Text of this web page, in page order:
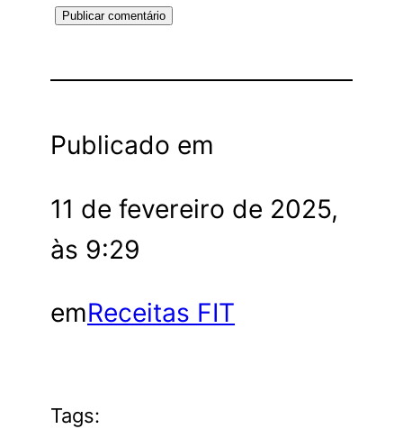
Publicado em
11 de fevereiro de 2025,
às 9:29
emReceitas FIT
Tags: